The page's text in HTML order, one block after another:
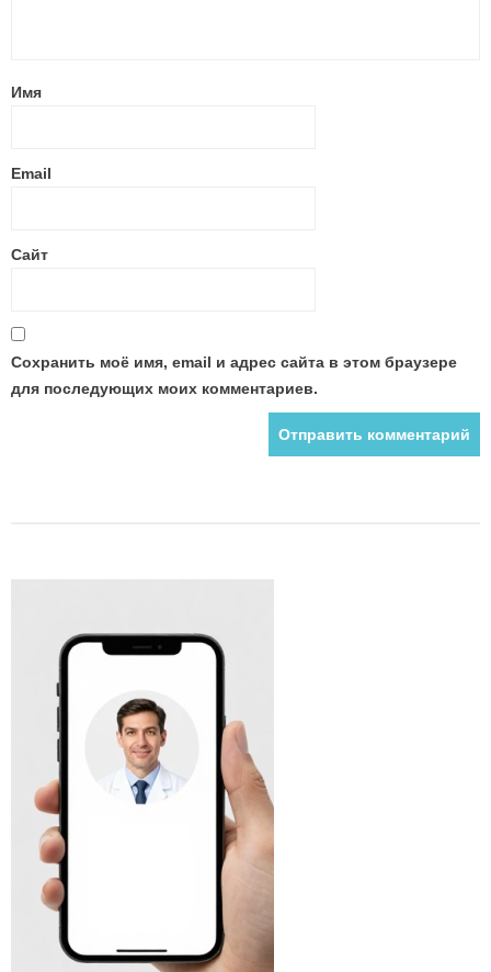
Имя
Email
Сайт
Сохранить моё имя, email и адрес сайта в этом браузере
для последующих моих комментариев.